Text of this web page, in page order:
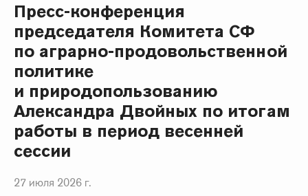
Пресс-конференция
председателя Комитета СФ
по аграрно-продовольственной
политике
и природопользованию
Александра Двойных по итогам
работы в период весенней
сессии
27 июля 2026 г.